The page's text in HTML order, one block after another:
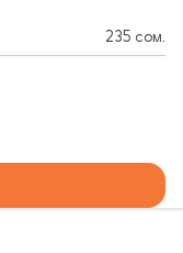
235 сом.